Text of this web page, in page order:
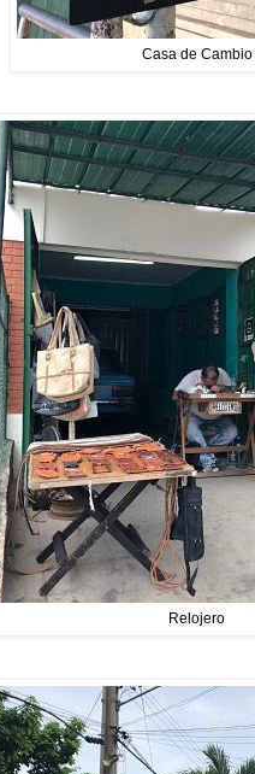
Casa de Cambio
Relojero